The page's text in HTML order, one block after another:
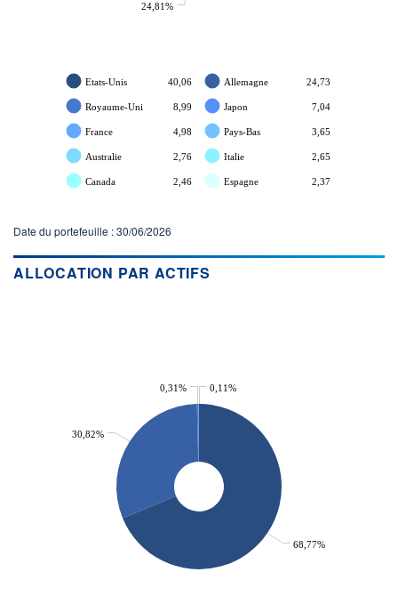
24,81%
Etats-Unis 40,06 Allemagne 24,73
Royaume-Uni 8,99 Japon 7,04
France 4,98 Pays-Bas 3,65
Australie 2,76 Italie 2,65
Canada 2,46 Espagne 2,37
Date du portefeuille : 30/06/2026
ALLOCATION PAR ACTIFS
68,77%
30,82%
0,31% 0,11%